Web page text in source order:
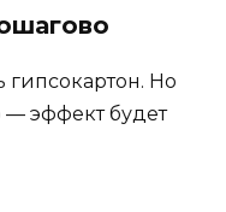
гипсокартон. Но
— эффект будет